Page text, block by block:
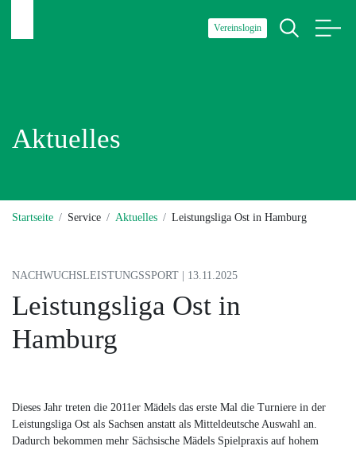
Vereinslogin
Aktuelles
Startseite Service Aktuelles Leistungsliga Ost in Hamburg
NACHWUCHSLEISTUNGSSPORT | 13.11.2025
Leistungsliga Ost in
Hamburg
Dieses Jahr treten die 2011er Mädels das erste Mal die Turniere in der
Leistungsliga Ost als Sachsen anstatt als Mitteldeutsche Auswahl an.
Dadurch bekommen mehr Sächsische Mädels Spielpraxis auf hohem